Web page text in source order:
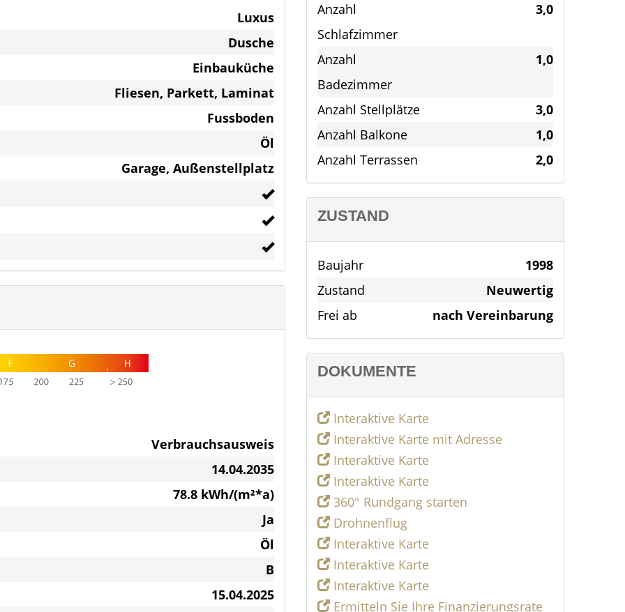
der ca. 1 Kilometer entfernt liegt, voll auf
Fliesen
-Edelstahlhandlauf
Hauswirtschaftsraum
im Wohnbereich mit großer Fernsicht
liegen derzeit bei monatlich ca.
vor
könnte dieses stilvolle Einfamilienhaus
Eigentümer.
Luxus
Dusche
Einbauküche
Fliesen, Parkett, Laminat
Fussboden
Öl
Garage, Außenstellplatz
Verbrauchsausweis
14.04.2035
78.8 kWh/(m²*a)
Ja
Öl
B
15.04.2025
Anzahl
Schlafzimmer
3,0
Anzahl
Badezimmer
1,0
Anzahl Stellplätze
3,0
Anzahl Balkone
1,0
Anzahl Terrassen
2,0
ZUSTAND
Baujahr
1998
Zustand
Neuwertig
Frei ab
nach Vereinbarung
DOKUMENTE
Interaktive Karte
Interaktive Karte mit Adresse
Interaktive Karte
Interaktive Karte
360° Rundgang starten
Drohnenflug
Interaktive Karte
Interaktive Karte
Interaktive Karte
Ermitteln Sie Ihre Finanzierungsrate